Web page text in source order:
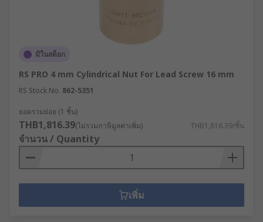
มีในสต็อก
RS PRO 4 mm Cylindrical Nut For Lead Screw 16 mm
RS Stock No. 862-5351
ยอดรวมย่อย (1 ชิ้น)
THB1,816.39(ไม่รวมภาษีมูลค่าเพิ่ม) THB1,816.39/ชิ้น
จำนวน / Quantity
เพิ่ม